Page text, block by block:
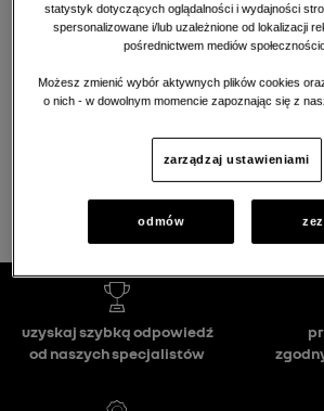
Niestety, wybrany dealer
obecnie żadnych ofert w
Wróć na stronę główną.
wróć na stronę
statystyk dotyczących oglądalności i wydajności
spersonalizowane i/lub uzależnione od lokalizacji
pośrednictwem mediów
Możesz zmienić wybór aktywnych plików cookies
o nich - w dowolnym momencie zapoznając się z
zarządzaj ustawieniami
odmów